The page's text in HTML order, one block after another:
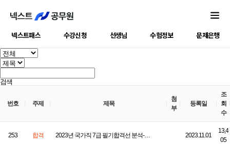
넥스트패스 수강신청 선생님 수험정보 문제은행
검색
번호 주제 제목
첨
부
등록일
조
회
수
253 합격 2023년 국가직 7급 필기합격선 분석-일반행정 81점! 2023.11.01
13,4
05